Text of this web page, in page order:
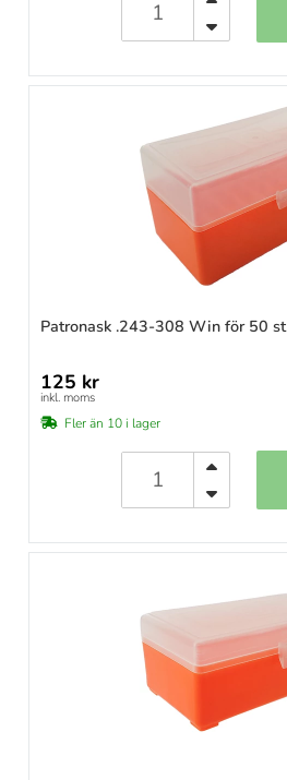
Patronask .243-308 Win för 50 st
125 kr
inkl. moms
Fler än 10 i lager